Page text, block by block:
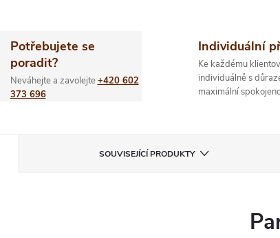
Potřebujete se
poradit?
Neváhejte a zavolejte+420 602
373 696
Individuální
Ke každému
individuálně s
maximální
SOUVISEJÍCÍ PRODUKTY